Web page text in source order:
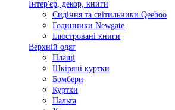
Інтер'єр, декор, книги
Сидіння та світильники Qeeboo
Годинники Newgate
Ілюстровані книги
Верхній одяг
Плащі
Шкіряні куртки
Бомбери
Куртки
Пальта